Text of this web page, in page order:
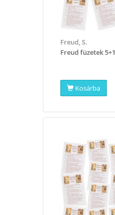
Freud, S.
Freud füzetek 5+1
Kosárba